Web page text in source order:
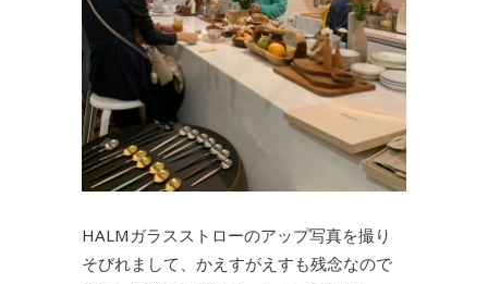
HALMガラスストローのアップ写真を撮り
そびれまして、かえすがえすも残念なので